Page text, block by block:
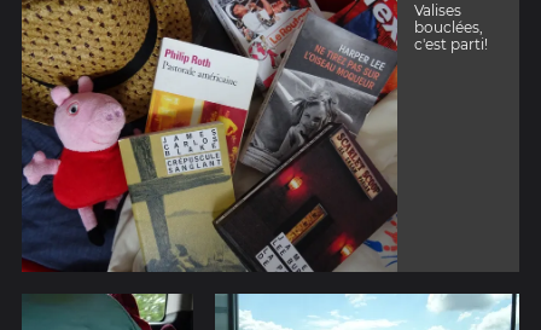
Valises
bouclées,
c'est parti!